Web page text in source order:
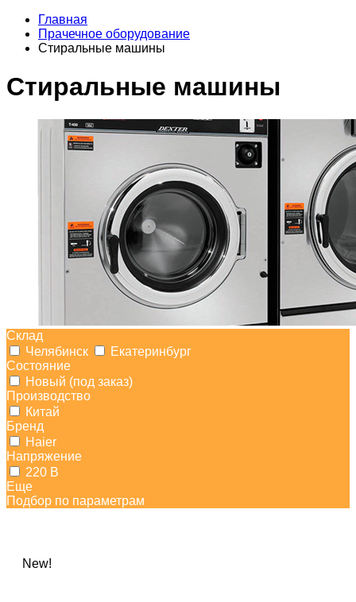
Главная
Прачечное оборудование
Стиральные машины
Стиральные машины
Склад
Челябинск
Екатеринбург
Состояние
Новый (под заказ)
Производство
Китай
Бренд
Haier
Напряжение
220 В
Еще
Подбор по параметрам
New!